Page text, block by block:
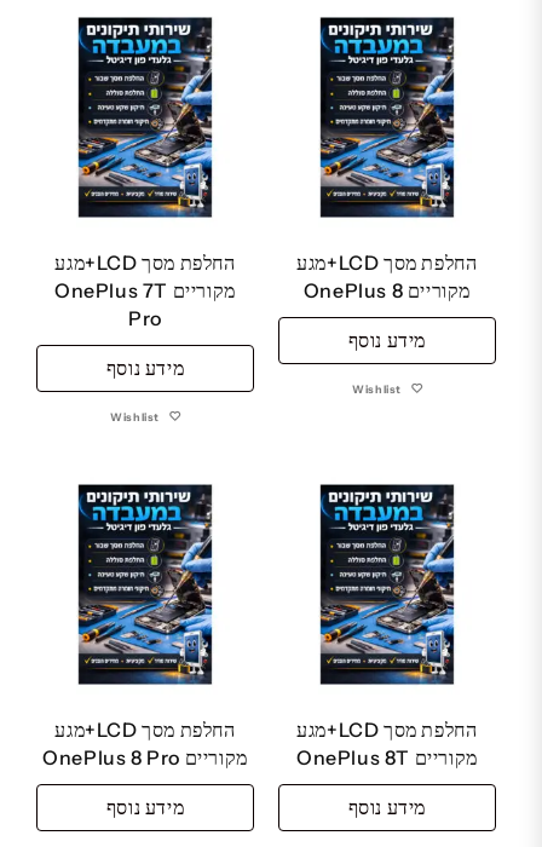
החלפת מסך LCD+מגע
מקוריים OnePlus 7T
Pro
מידע נוסף
Wishlist
החלפת מסך LCD+מגע
מקוריים OnePlus 8
מידע נוסף
Wishlist
החלפת מסך LCD+מגע
מקוריים OnePlus 8 Pro
מידע נוסף
החלפת מסך LCD+מגע
מקוריים OnePlus 8T
מידע נוסף